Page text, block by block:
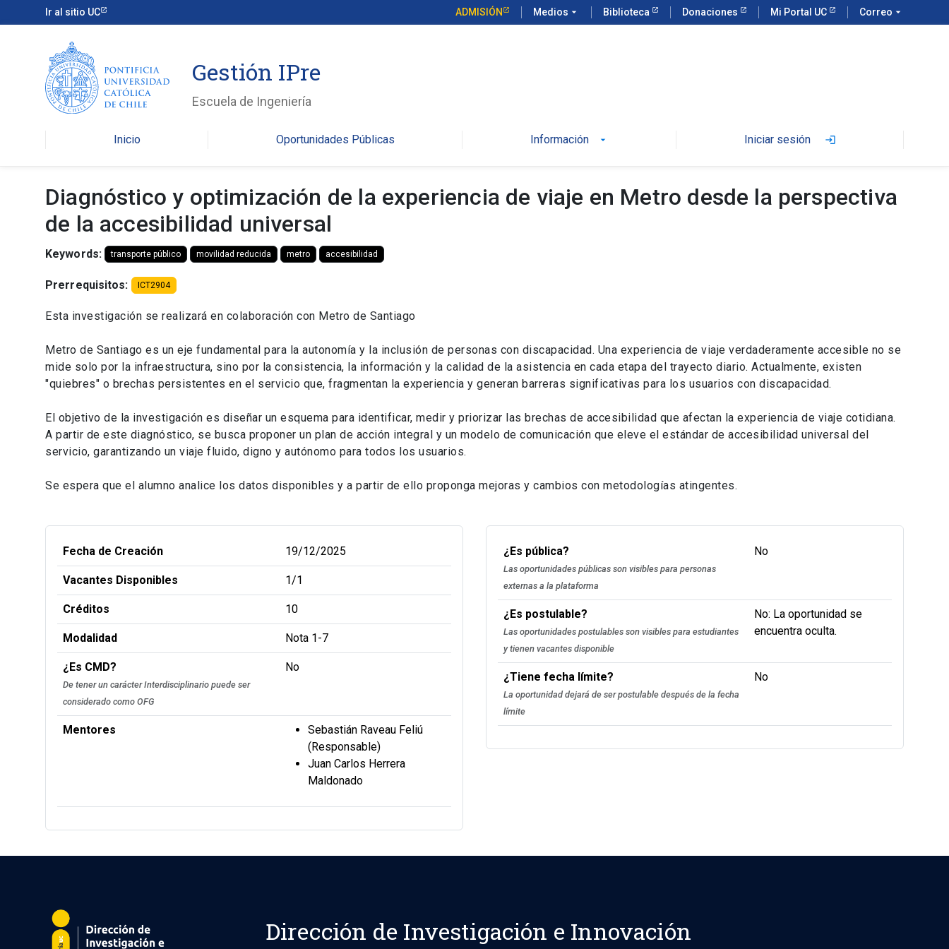
Ir al sitio UC ADMISIÓN Medios arrow_drop_down Biblioteca Donaciones Mi Portal UC Correo arrow_drop_down
Gestión IPre
Escuela de Ingeniería
Inicio Oportunidades Públicas Información arrow_drop_down Iniciar sesión login
Diagnóstico y optimización de la experiencia de viaje en Metro desde la perspectiva
de la accesibilidad universal
Keywords: transporte público movilidad reducida metro accesibilidad
Prerrequisitos: ICT2904
Esta investigación se realizará en colaboración con Metro de Santiago
Metro de Santiago es un eje fundamental para la autonomía y la inclusión de personas con discapacidad. Una experiencia de viaje verdaderamente accesible no se
mide solo por la infraestructura, sino por la consistencia, la información y la calidad de la asistencia en cada etapa del trayecto diario. Actualmente, existen
"quiebres" o brechas persistentes en el servicio que, fragmentan la experiencia y generan barreras significativas para los usuarios con discapacidad.
El objetivo de la investigación es diseñar un esquema para identificar, medir y priorizar las brechas de accesibilidad que afectan la experiencia de viaje cotidiana.
A partir de este diagnóstico, se busca proponer un plan de acción integral y un modelo de comunicación que eleve el estándar de accesibilidad universal del
servicio, garantizando un viaje fluido, digno y autónomo para todos los usuarios.
Se espera que el alumno analice los datos disponibles y a partir de ello proponga mejoras y cambios con metodologías atingentes.
Fecha de Creación 19/12/2025
Vacantes Disponibles 1/1
Créditos 10
Modalidad Nota 1-7
¿Es CMD?
De tener un carácter Interdisciplinario puede ser
considerado como OFG
No
Mentores
Sebastián Raveau Feliú
(Responsable)
Juan Carlos Herrera
Maldonado
¿Es pública?
Las oportunidades públicas son visibles para personas
externas a la plataforma
No
¿Es postulable?
Las oportunidades postulables son visibles para estudiantes
y tienen vacantes disponible
No: La oportunidad se
encuentra oculta.
¿Tiene fecha límite?
La oportunidad dejará de ser postulable después de la fecha
límite
No
Dirección de Investigación e Innovación